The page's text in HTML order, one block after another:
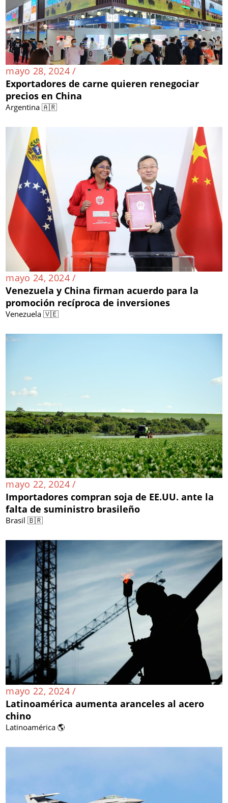
mayo 28, 2024 /
Exportadores de carne quieren renegociar
precios en China
Argentina 🇦🇷
mayo 24, 2024 /
Venezuela y China firman acuerdo para la
promoción recíproca de inversiones
Venezuela 🇻🇪
mayo 22, 2024 /
Importadores compran soja de EE.UU. ante la
falta de suministro brasileño
Brasil 🇧🇷
mayo 22, 2024 /
Latinoamérica aumenta aranceles al acero
chino
Latinoamérica 🌎